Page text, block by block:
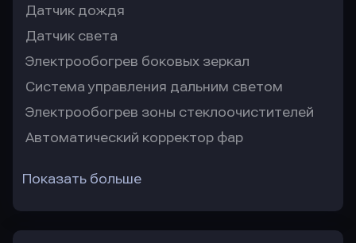
Датчик дождя
Датчик света
Электрообогрев боковых зеркал
Система управления дальним светом
Электрообогрев зоны стеклоочистителей
Автоматический корректор фар
Показать больше